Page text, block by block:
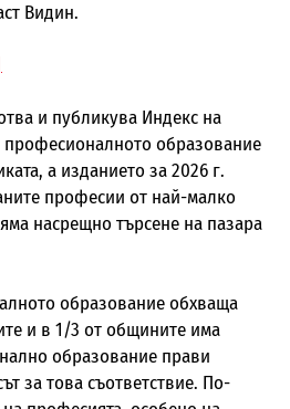
Видин.
и публикува Индекс на
професионалното образование
а изданието за 2026 г.
професии от най-малко
насрещно търсене на пазара
образование обхваща
и в 1/3 от общините има
образование прави
за това съответствие. По-